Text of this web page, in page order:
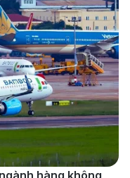
bay hợp lý. Phong
cảm giác dễ chịu.
nhiều hành khách
rẻ đường dài,
quá cảnh tại
dẫn, phù hợp với
tiện ích được lựa
hàng không